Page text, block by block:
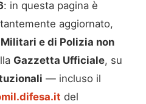
: in questa pagina è
aggiornato,
e di Polizia non
Gazzetta Ufficiale, su
— incluso il
del